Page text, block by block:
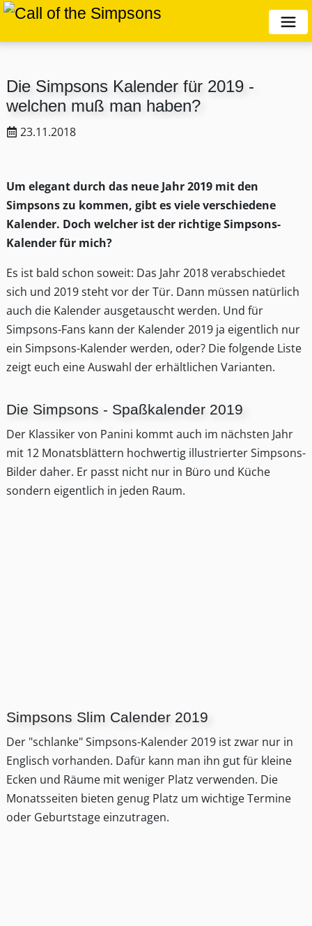
Die Simpsons Kalender für 2019 -
welchen muß man haben?
23.11.2018
Um elegant durch das neue Jahr 2019 mit den
Simpsons zu kommen, gibt es viele verschiedene
Kalender. Doch welcher ist der richtige Simpsons-
Kalender für mich?
Es ist bald schon soweit: Das Jahr 2018 verabschiedet
sich und 2019 steht vor der Tür. Dann müssen natürlich
auch die Kalender ausgetauscht werden. Und für
Simpsons-Fans kann der Kalender 2019 ja eigentlich nur
ein Simpsons-Kalender werden, oder? Die folgende Liste
zeigt euch eine Auswahl der erhältlichen Varianten.
Die Simpsons - Spaßkalender 2019
Der Klassiker von Panini kommt auch im nächsten Jahr
mit 12 Monatsblättern hochwertig illustrierter Simpsons-
Bilder daher. Er passt nicht nur in Büro und Küche
sondern eigentlich in jeden Raum.
Simpsons Slim Calender 2019
Der "schlanke" Simpsons-Kalender 2019 ist zwar nur in
Englisch vorhanden. Dafür kann man ihn gut für kleine
Ecken und Räume mit weniger Platz verwenden. Die
Monatsseiten bieten genug Platz um wichtige Termine
oder Geburtstage einzutragen.